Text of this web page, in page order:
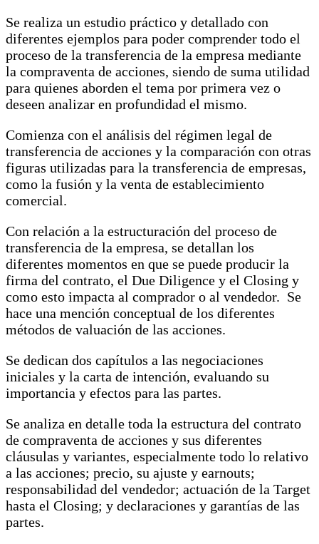
Se realiza un estudio práctico y detallado con
diferentes ejemplos para poder comprender todo el
proceso de la transferencia de la empresa mediante
la compraventa de acciones, siendo de suma utilidad
para quienes aborden el tema por primera vez o
deseen analizar en profundidad el mismo.
Comienza con el análisis del régimen legal de
transferencia de acciones y la comparación con otras
figuras utilizadas para la transferencia de empresas,
como la fusión y la venta de establecimiento
comercial.
Con relación a la estructuración del proceso de
transferencia de la empresa, se detallan los
diferentes momentos en que se puede producir la
firma del contrato, el Due Diligence y el Closing y
como esto impacta al comprador o al vendedor. Se
hace una mención conceptual de los diferentes
métodos de valuación de las acciones.
Se dedican dos capítulos a las negociaciones
iniciales y la carta de intención, evaluando su
importancia y efectos para las partes.
Se analiza en detalle toda la estructura del contrato
de compraventa de acciones y sus diferentes
cláusulas y variantes, especialmente todo lo relativo
a las acciones; precio, su ajuste y earnouts;
responsabilidad del vendedor; actuación de la Target
hasta el Closing; y declaraciones y garantías de las
partes.